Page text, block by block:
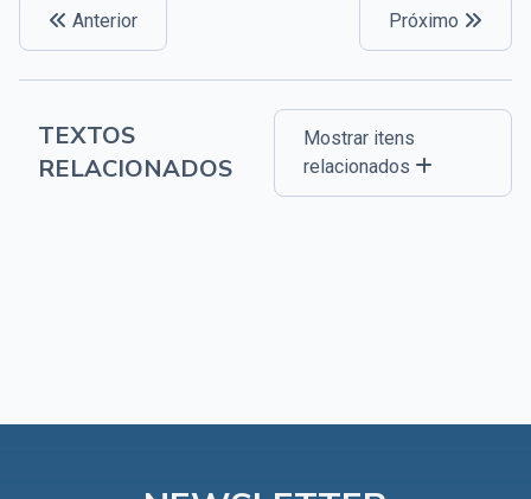
Anterior Próximo
TEXTOS
RELACIONADOS
Mostrar itens
relacionados